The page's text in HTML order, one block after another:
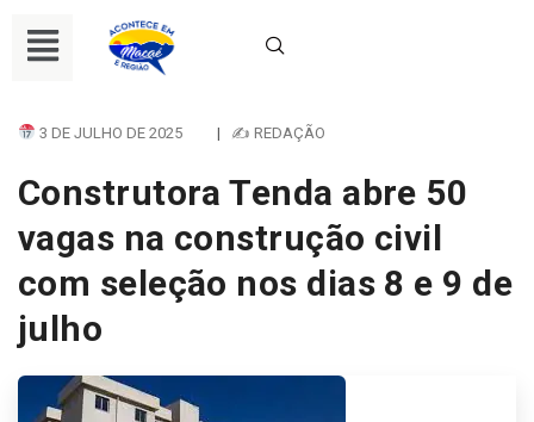
3 DE JULHO DE 2025 | ✍ REDAÇÃO
Construtora Tenda abre 50
vagas na construção civil
com seleção nos dias 8 e 9 de
julho